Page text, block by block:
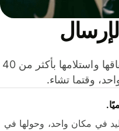
وفّر المال عند إرسال الأموال وإنفاقها واستلامها بأكثر من 40
وقتما تشاء.
في مكان واحد، وحولها في